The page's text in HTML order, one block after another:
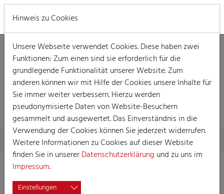
VERANSTALTUNG
Skip to main content
You are here:
Home Session Veranstaltungen Veranstaltung
Kostüm-Sitzung-NonStop
Hinweis zu Cookies
Unsere Webseite verwendet Cookies. Diese haben zwei
Funktionen: Zum einen sind sie erforderlich für die
grundlegende Funktionalität unserer Website. Zum
anderen können wir mit Hilfe der Cookies unsere Inhalte für
Sie immer weiter verbessern. Hierzu werden
pseudonymisierte Daten von Website-Besuchern
gesammelt und ausgewertet. Das Einverständnis in die
Verwendung der Cookies können Sie jederzeit widerrufen.
Weitere Informationen zu Cookies auf dieser Website
finden Sie in unsererDatenschutzerklärung und zu uns im
Impressum.
Einstellungen